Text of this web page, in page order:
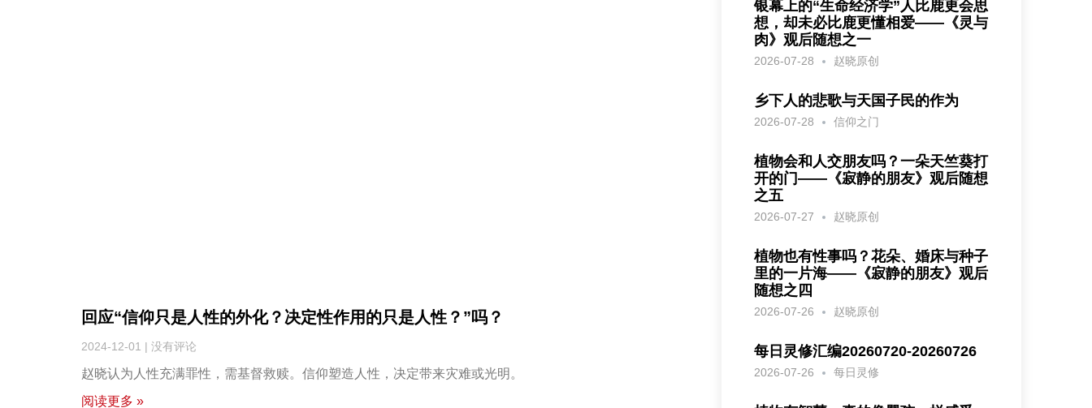
回应“信仰只是人性的外化？决定性作用的只是人性？”吗？
2024-12-01 没有评论
赵晓认为人性充满罪性，需基督救赎。信仰塑造人性，决定带来灾难或光明。
阅读更多 »
银幕上的“生命经济学”人比鹿更会思
想，却未必比鹿更懂相爱——《灵与
肉》观后随想之一
2026-07-28 赵晓原创
乡下人的悲歌与天国子民的作为
2026-07-28 信仰之门
植物会和人交朋友吗？一朵天竺葵打
开的门——《寂静的朋友》观后随想
之五
2026-07-27 赵晓原创
植物也有性事吗？花朵、婚床与种子
里的一片海——《寂静的朋友》观后
随想之四
2026-07-26 赵晓原创
每日灵修汇编20260720-20260726
2026-07-26 每日灵修